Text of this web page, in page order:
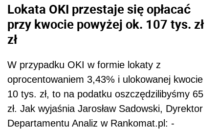
Lokata OKI przestaje się opłacać
przy kwocie powyżej ok. 107 tys. zł
zł
W przypadku OKI w formie lokaty z
oprocentowaniem 3,43% i ulokowanej kwocie
10 tys. zł, to na podatku oszczędzilibyśmy 65
zł. Jak wyjaśnia Jarosław Sadowski, Dyrektor
Departamentu Analiz w Rankomat.pl: -